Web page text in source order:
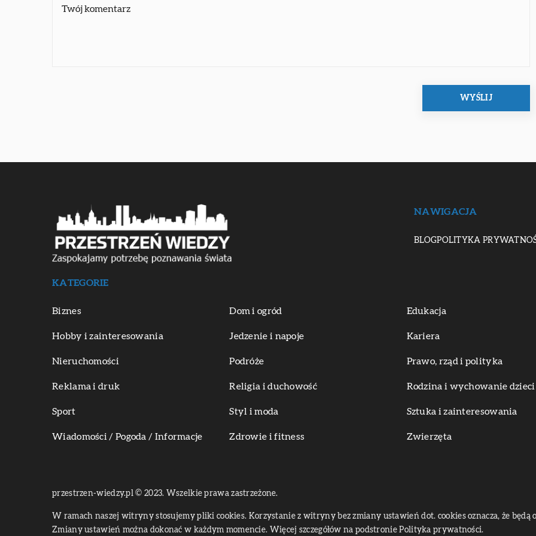
NAWIGACJA
BLOG POLITYKA
KATEGORIE
Biznes Dom i ogród Edukacja
Hobby i zainteresowania Jedzenie i napoje Kariera
Nieruchomości Podróże Prawo, rząd i polityka
Reklama i druk Religia i duchowość Rodzina i wychowanie dzieci
Sport Styl i moda Sztuka i zainteresowania
Wiadomości / Pogoda / Informacje Zdrowie i fitness Zwierzęta
przestrzen-wiedzy.pl © 2023. Wszelkie prawa zastrzeżone.
W ramach naszej witryny stosujemy pliki cookies. Korzystanie z witryny bez zmiany ustawień dot. cookies oznacza, że będą
Zmiany ustawień można dokonać w każdym momencie. Więcej szczegółów na podstronie Polityka prywatności.